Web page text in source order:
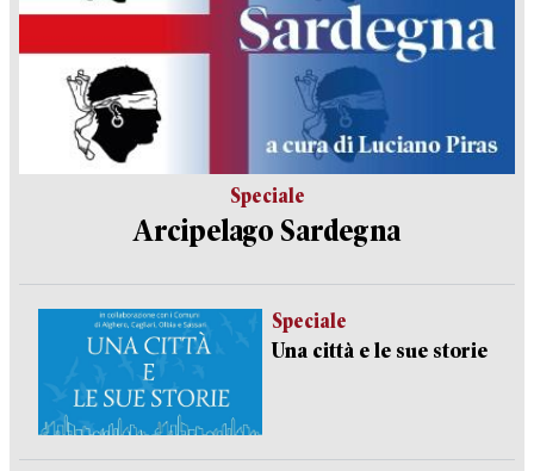
Speciale
Arcipelago Sardegna
Speciale
Una città e le sue storie